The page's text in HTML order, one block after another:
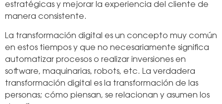
estratégicas y mejorar la experiencia del cliente de
manera consistente.
La transformación digital es un concepto muy común
en estos tiempos y que no necesariamente significa
automatizar procesos o realizar inversiones en
software, maquinarias, robots, etc. La verdadera
transformación digital es la transformación de las
personas; cómo piensan, se relacionan y asumen los